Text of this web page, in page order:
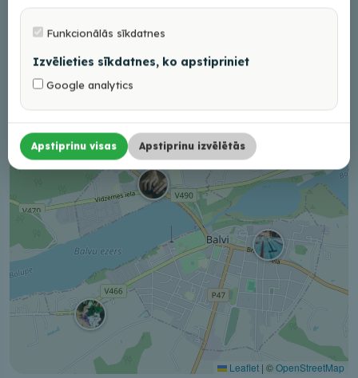
+
−
Leaflet | ©OpenStreetMap
Funkcionālās sīkdatnes
Izvēlieties sīkdatnes, ko apstipriniet
Google analytics
Apstiprinu visas Apstiprinu izvēlētās